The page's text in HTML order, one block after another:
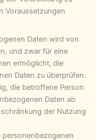
Voraussetzungen
Daten wird von
und zwar für eine
ermöglicht, die
Daten zu überprüfen.
die betroffene Person
Daten ab
der Nutzung
personenbezogenen